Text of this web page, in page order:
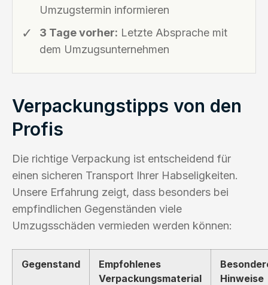
Umzugstermin informieren
3 Tage vorher: Letzte Absprache mit
dem Umzugsunternehmen
Verpackungstipps von den
Profis
Die richtige Verpackung ist entscheidend für
einen sicheren Transport Ihrer Habseligkeiten.
Unsere Erfahrung zeigt, dass besonders bei
empfindlichen Gegenständen viele
Umzugsschäden vermieden werden können:
Gegenstand
Empfohlenes
Verpackungsmaterial
Hinweise